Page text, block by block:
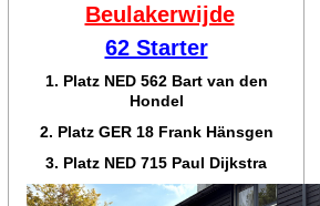
Beulakerwijde
62 Starter
1. Platz NED 562 Bart van den
Hondel
2. Platz GER 18 Frank Hänsgen
3. Platz NED 715 Paul Dijkstra